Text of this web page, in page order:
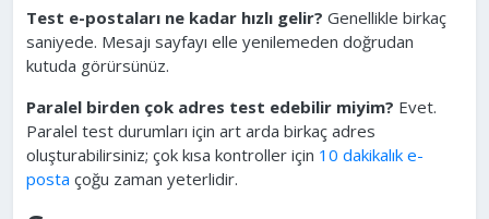
Test e-postaları ne kadar hızlı gelir? Genellikle birkaç
saniyede. Mesajı sayfayı elle yenilemeden doğrudan
kutuda görürsünüz.
Paralel birden çok adres test edebilir miyim? Evet.
Paralel test durumları için art arda birkaç adres
oluşturabilirsiniz; çok kısa kontroller için 10 dakikalık e-
posta çoğu zaman yeterlidir.